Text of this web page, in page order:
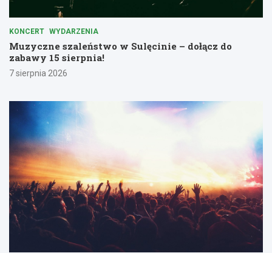
KONCERT WYDARZENIA
Muzyczne szaleństwo w Sulęcinie – dołącz do
zabawy 15 sierpnia!
7 sierpnia 2026